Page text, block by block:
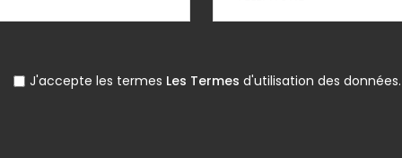
J'accepte les termes Les Termes d'utilisation des données.